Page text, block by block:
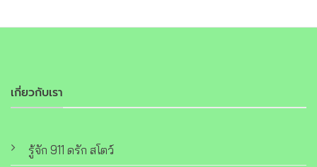
เกี่ยวกับเรา
รู้จัก 911 ดรัก สโตว์